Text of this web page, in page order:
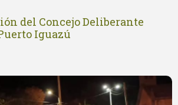
del Concejo Deliberante
Iguazú